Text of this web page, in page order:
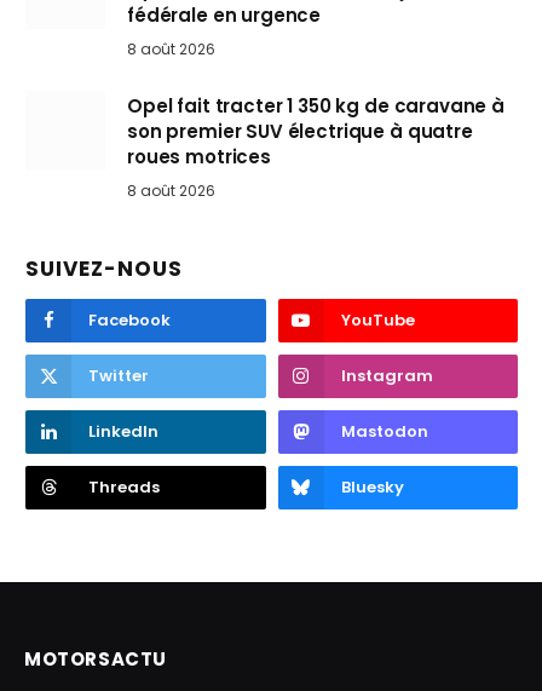
fédérale en urgence
8 août 2026
Opel fait tracter 1 350 kg de caravane à
son premier SUV électrique à quatre
roues motrices
8 août 2026
SUIVEZ-NOUS
Facebook YouTube
Twitter Instagram
LinkedIn Mastodon
Threads Bluesky
MOTORSACTU